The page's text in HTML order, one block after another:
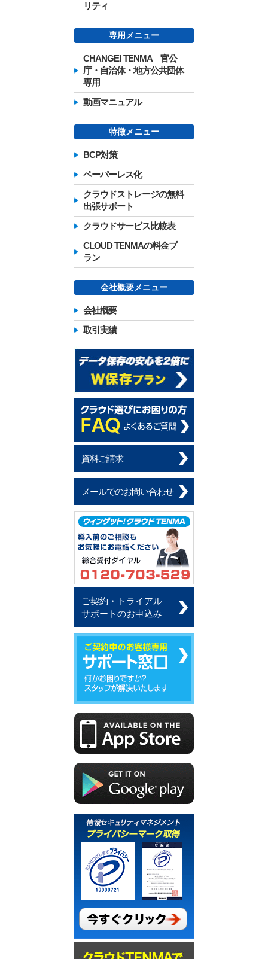
リティ
専用メニュー
CHANGE! TENMA 官公
庁・自治体・地方公共団体
専用
動画マニュアル
特徴メニュー
BCP対策
ペーパーレス化
クラウドストレージの無料
出張サポート
クラウドサービス比較表
CLOUD TENMAの料金プ
ラン
会社概要メニュー
会社概要
取引実績
資料ご請求
メールでのお問い合わせ
ご契約・トライアル
サポートのお申込み